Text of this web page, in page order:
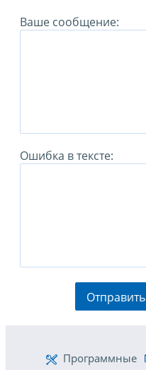
Ваше сообщение:
Ошибка в тексте:
Отправить
Программные